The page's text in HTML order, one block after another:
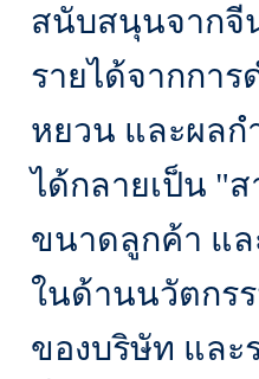
สนับสนุนจากจี
รายได้จากกา
หยวน และผลก
ได้กลายเป็น "
ขนาดลูกค้า แล
ในด้านนวัตกร
ของบริษัท และ